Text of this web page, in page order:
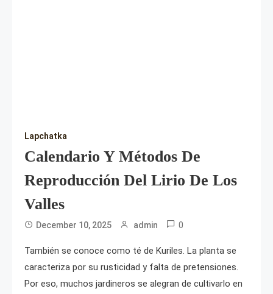
Lapchatka
Calendario Y Métodos De
Reproducción Del Lirio De Los
Valles
December 10, 2025 admin 0
También se conoce como té de Kuriles. La planta se
caracteriza por su rusticidad y falta de pretensiones.
Por eso, muchos jardineros se alegran de cultivarlo en